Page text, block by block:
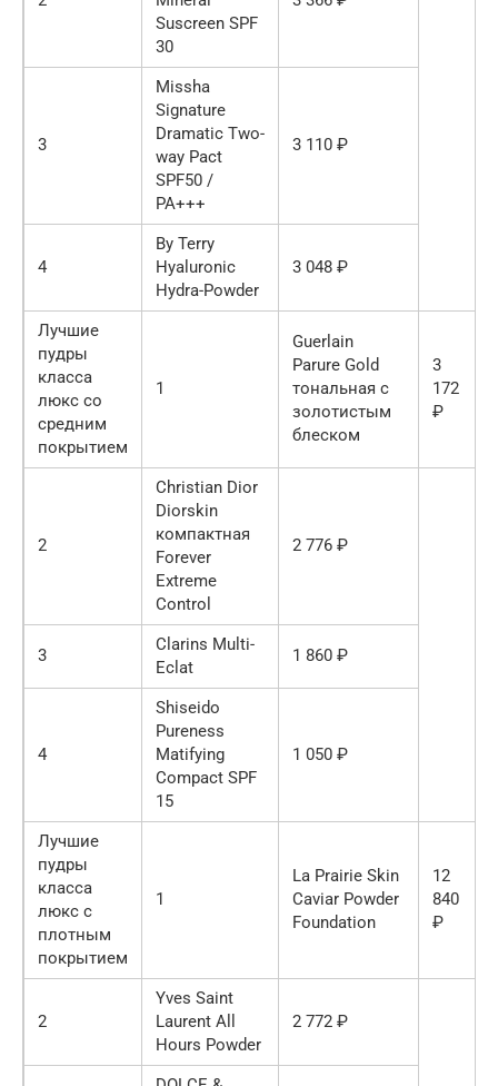
Suscreen SPF
30
3
Missha
Signature
Dramatic Two-
way Pact
SPF50 /
PA+++
3 110 ₽
4
By Terry
Hyaluronic
Hydra-Powder
3 048 ₽
Лучшие
пудры
класса
люкс со
средним
покрытием
1
Guerlain
Parure Gold
тональная с
золотистым
блеском
3
172
₽
2
Christian Dior
Diorskin
компактная
Forever
Extreme
Control
2 776 ₽
3
Clarins Multi-
Eclat
1 860 ₽
4
Shiseido
Pureness
Matifying
Compact SPF
15
1 050 ₽
Лучшие
пудры
класса
люкс с
плотным
покрытием
1
La Prairie Skin
Caviar Powder
Foundation
12
840
₽
2
Yves Saint
Laurent All
Hours Powder
2 772 ₽